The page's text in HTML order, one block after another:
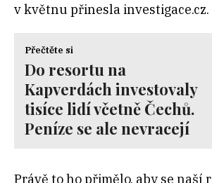
v květnu přinesla investigace.cz.
Přečtěte si
Do resortu na
Kapverdách investovaly
tisíce lidí včetně Čechů.
Peníze se ale nevracejí
Právě to ho přimělo, aby se naší